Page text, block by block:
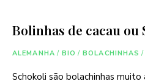
Bolinhas de cacau ou
ALEMANHA / BIO / BOLACHINHAS /
Schokoli são bolachinhas